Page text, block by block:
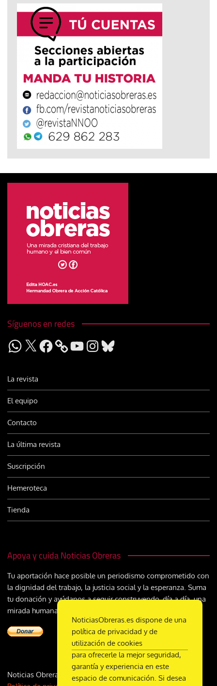
Síguenos en redes
WhatsApp
X Facebook YouTubeInstagram
Bluesky
La revista
El equipo
Contacto
La última revista
Suscripción
Hemeroteca
Tienda
Apoya y cuida Noticias Obreras
Tu aportación hace posible un periodismo comprometido con
la dignidad del trabajo, la justicia social y la esperanza. Suma
tu donación y ayúdanos a seguir construyendo, día a día, una
mirada humana y cristiana sobre el mundo del trabajo
Noticias Obreras | DL M-2359-1958 | ISSN 2340-9231 |
NoticiasObreras.es dispone de una
política de privacidad y de
utilización de cookies
para ofrecerle la mejor seguridad,
garantía y experiencia en este
espacio de comunicación. Si desea